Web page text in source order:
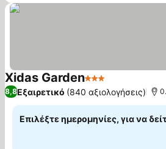
Xidas Garden3 Αστέρια
8,8Εξαιρετικό (840 αξιολογήσεις)
Επιλέξτε ημερομηνίες, για να